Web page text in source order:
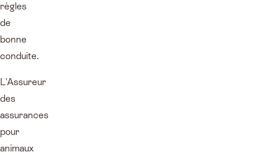
règles
de
bonne
conduite.
L'Assureur
des
assurances
pour
animaux